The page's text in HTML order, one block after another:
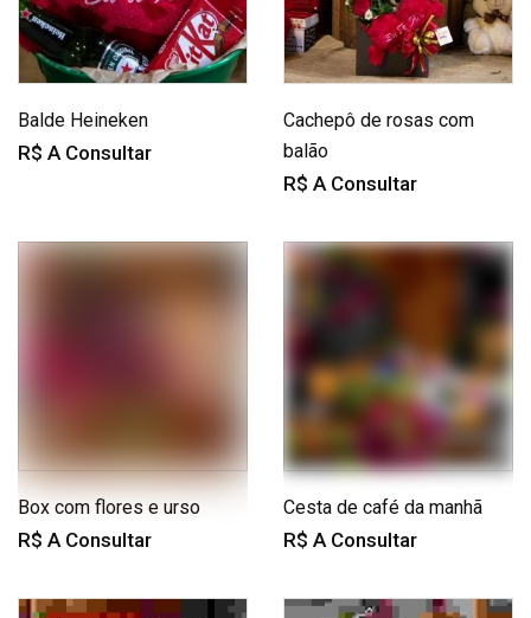
Balde Heineken
R$ A Consultar
Cachepô de rosas com
balão
R$ A Consultar
Box com flores e urso
R$ A Consultar
Cesta de café da manhã
R$ A Consultar